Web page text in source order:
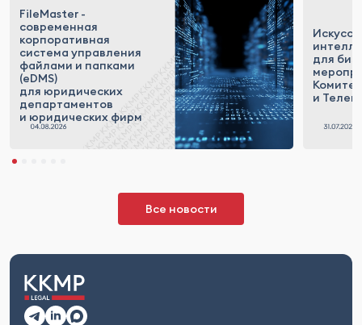
FileMaster -
современная
корпоративная
система управления
файлами и папками
(eDMS)
для юридических
департаментов
и юридических фирм
для
и
Все новости